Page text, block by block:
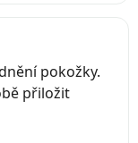
pokožky.
přiložit